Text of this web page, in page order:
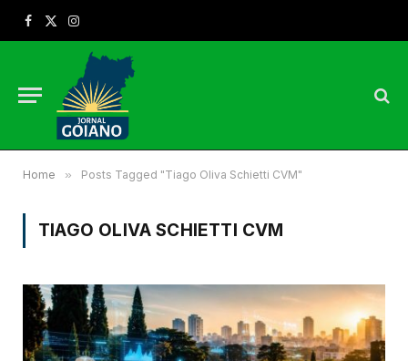
Facebook
X
Instagram
Home » Posts Tagged "Tiago Oliva Schietti CVM"
TIAGO OLIVA SCHIETTI CVM